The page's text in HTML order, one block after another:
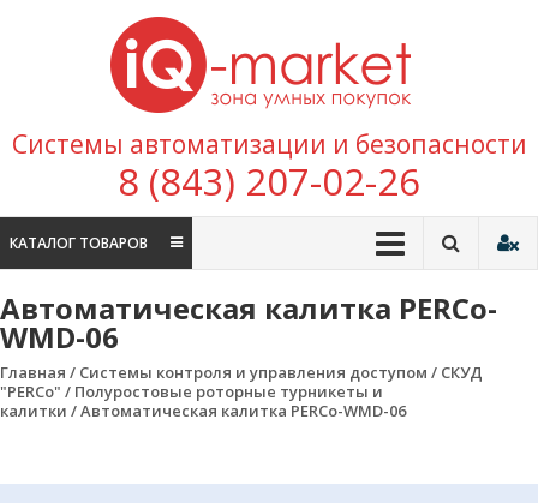
Перейти к содержимому
покупок
Системы автоматизации и безопасности
8 (843) 207-02-26
КАТАЛОГ ТОВАРОВ
Автоматическая калитка PERCo-
WMD-06
Главная / Системы контроля и управления доступом / СКУД
"PERCo" / Полуростовые роторные турникеты и
калитки / Автоматическая калитка PERCo-WMD-06